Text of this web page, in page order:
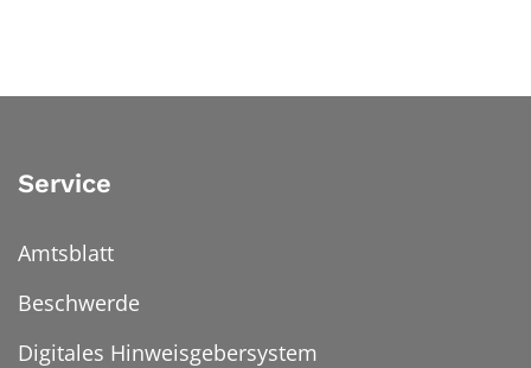
Service
Amtsblatt
Beschwerde
Digitales Hinweisgebersystem